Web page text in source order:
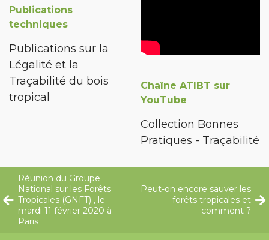
Publications
techniques
Publications sur la
Légalité et la
Traçabilité du bois
tropical
Chaîne ATIBT sur
YouTube
Collection Bonnes
Pratiques - Traçabilité
Réunion du Groupe
National sur les Forêts
Tropicales (GNFT) , le
mardi 11 février 2020 à
Paris
Peut-on encore sauver les
forêts tropicales et
comment ?